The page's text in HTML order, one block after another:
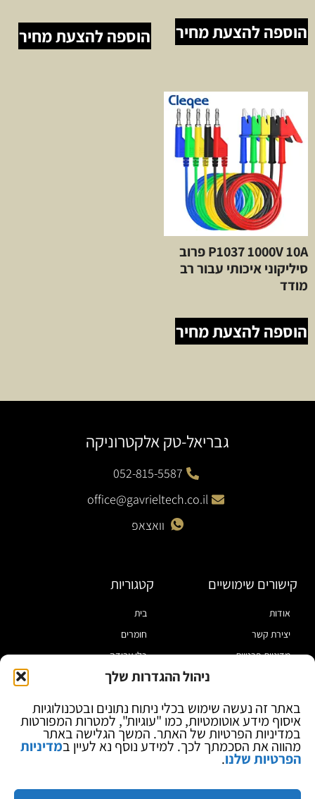
ניהול ההגדרות שלך
באתר זה נעשה שימוש בכלי ניתוח נתונים ובטכנולוגיות
איסוף מידע אוטומטיות, כמו "עוגיות", למטרות המפורטות
במדיניות הפרטיות של האתר. המשך הגלישה באתר
מהווה את הסכמתך לכך. למידע נוסף נא לעיין במדיניות
הפרטיות שלנו.
הוספה להצעת מחיר הוספה להצעת מחיר
P1037 1000V 10A פרוב
סיליקוני איכותי עבור רב
מודד
הוספה להצעת מחיר
גבריאל-טק אלקטרוניקה
052-815-5587
office@gavrieltech.co.il
וואצאפ
קישורים שימושיים
אודות
יצירת קשר
מדיניות פרטיות
בלוג
קטגוריות
בית
חומרים
כלי עבודה
מוצרי הלחמה
ספקי כח ומודדים
ציוד אופטי להגדלה